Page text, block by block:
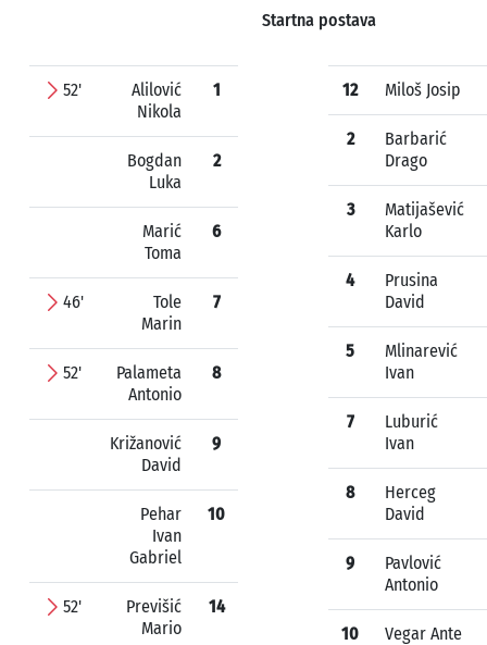
Startna postava
52'
Alilović
Nikola
1
Bogdan
Luka
2
Marić
Toma
6
46'
Tole
Marin
7
52'
Palameta
Antonio
8
Križanović
David
9
Pehar
Ivan
Gabriel
10
52'
Previšić
Mario
14
12 Miloš Josip
2
Barbarić
Drago
3
Matijašević
Karlo
4
Prusina
David
5
Mlinarević
Ivan
7
Luburić
Ivan
8
Herceg
David
9
Pavlović
Antonio
10 Vegar Ante